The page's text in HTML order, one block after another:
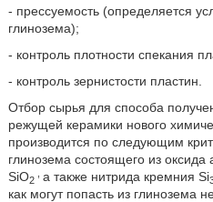
- прессуемость (определяется
глинозема);
- контроль плотности спекания
- контроль зернистости пластин.
Отбор сырья для способа
режущей керамики нового
производится по следующим
глинозема состоящего из
SiО2 а также нитрида кремния Si
как могут попасть из глинозема